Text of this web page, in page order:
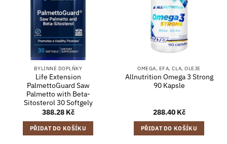
BYLINNÉ DOPLŇKY
Life Extension
PalmettoGuard Saw
Palmetto with Beta-
Sitosterol 30 Softgely
388.28 Kč
PŘIDAT DO KOŠÍKU
OMEGA, EFA, CLA, OLEJE
Allnutrition Omega 3 Strong
90 Kapsle
288.40 Kč
PŘIDAT DO KOŠÍKU